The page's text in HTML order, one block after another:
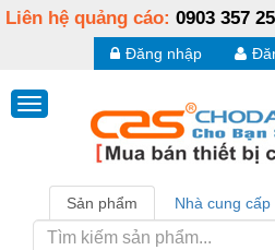
Liên hệ quảng cáo: 0903 357
Đăng nhập
Sản phẩm Nhà cung cấp